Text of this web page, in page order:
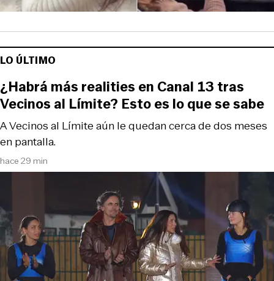
LO ÚLTIMO
hace 29 min
A Vecinos al Límite aún le quedan cerca de dos meses
en pantalla.
¿Habrá más realities en Canal 13 tras
Vecinos al Límite? Esto es lo que se sabe